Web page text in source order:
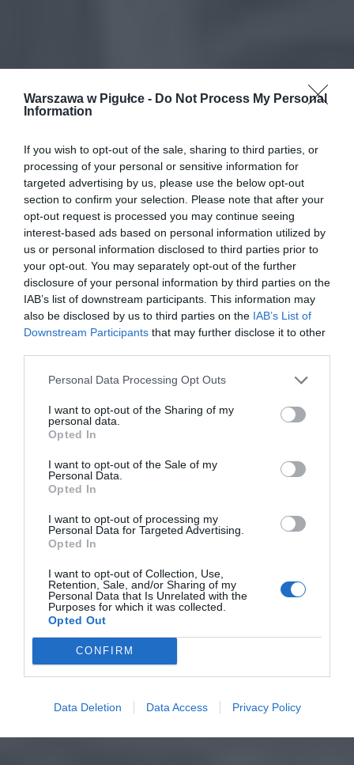
Warszawa w Pigułce - Do Not Process My Personal
Information
If you wish to opt-out of the sale, sharing to third parties, or
processing of your personal or sensitive information for
targeted advertising by us, please use the below opt-out
section to confirm your selection. Please note that after your
opt-out request is processed you may continue seeing
interest-based ads based on personal information utilized by
us or personal information disclosed to third parties prior to
your opt-out. You may separately opt-out of the further
disclosure of your personal information by third parties on the
IAB’s list of downstream participants. This information may
also be disclosed by us to third parties on the IAB’s List of
Downstream Participants that may further disclose it to other
Personal Data Processing Opt Outs
I want to opt-out of the Sharing of my
personal data.
Opted In
I want to opt-out of the Sale of my
Personal Data.
Opted In
I want to opt-out of processing my
Personal Data for Targeted Advertising.
Opted In
I want to opt-out of Collection, Use,
Retention, Sale, and/or Sharing of my
Personal Data that Is Unrelated with the
Purposes for which it was collected.
Opted Out
CONFIRM
Data Deletion Data Access Privacy Policy